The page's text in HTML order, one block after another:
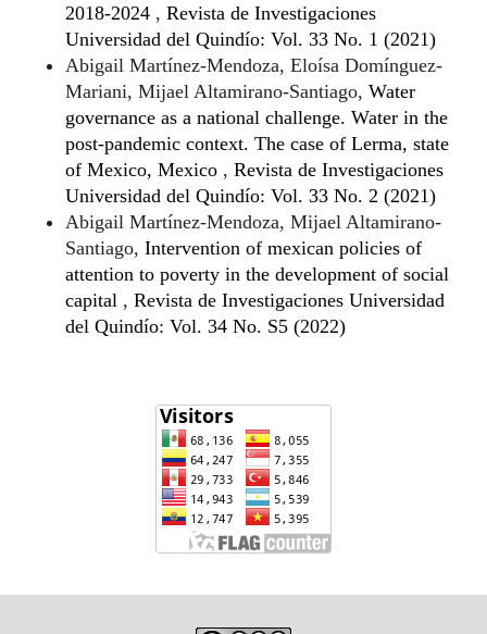
2018-2024 , Revista de Investigaciones
Universidad del Quindío: Vol. 33 No. 1 (2021)
Abigail Martínez-Mendoza, Eloísa Domínguez-
Mariani, Mijael Altamirano-Santiago, Water
governance as a national challenge. Water in the
post-pandemic context. The case of Lerma, state
of Mexico, Mexico , Revista de Investigaciones
Universidad del Quindío: Vol. 33 No. 2 (2021)
Abigail Martínez-Mendoza, Mijael Altamirano-
Santiago, Intervention of mexican policies of
attention to poverty in the development of social
capital , Revista de Investigaciones Universidad
del Quindío: Vol. 34 No. S5 (2022)